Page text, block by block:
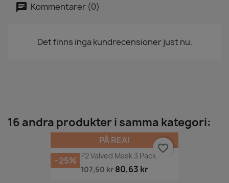
Kommentarer (0)
Det finns inga kundrecensioner just nu.
16 andra produkter i samma kategori:
FFP2 Valved Mask 3 Pack
107,50 kr 80,63 kr
PÅ REA!
−25%
favorite_border